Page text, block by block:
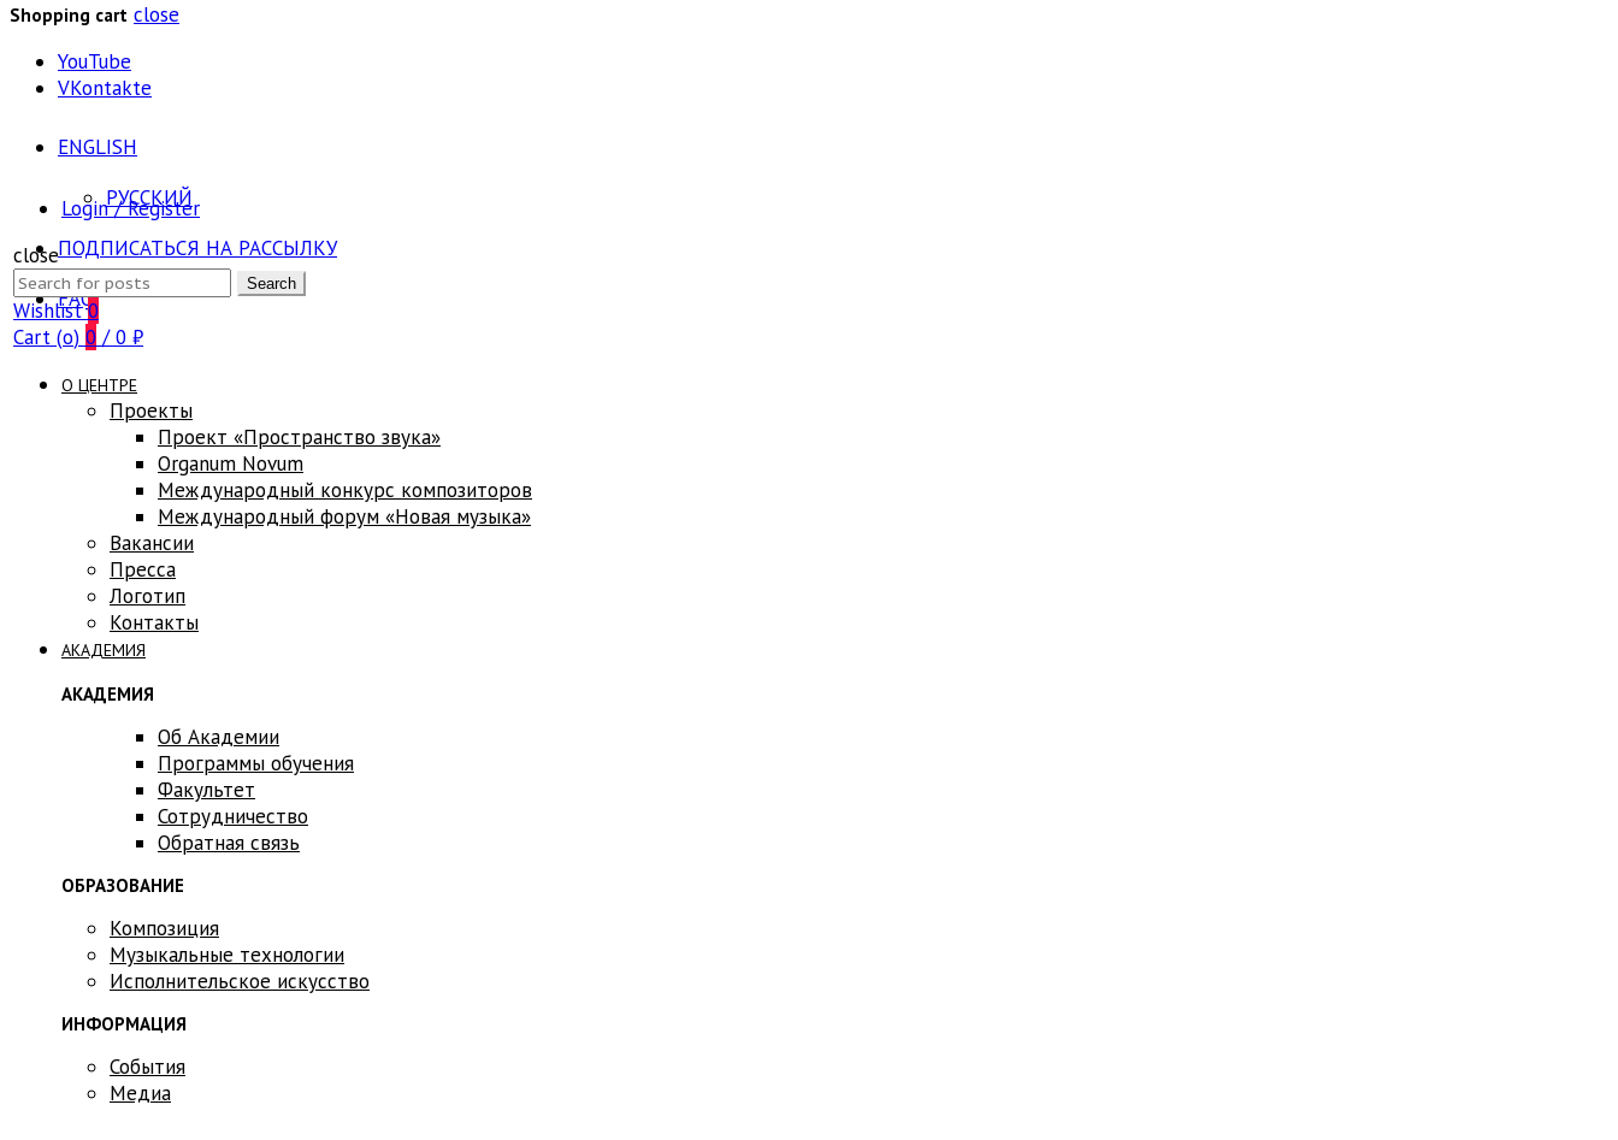
Shopping cart close
YouTube
VKontakte
ENGLISH
РУССКИЙ
ПОДПИСАТЬСЯ НА РАССЫЛКУ
FAQ
Login / Register
close
Search
for:
Search
Wishlist0
Cart (o) 0 / 0 ₽
О ЦЕНТРЕ
Проекты
Проект «Пространство звука»
Оrganum Novum
Международный конкурс композиторов
Международный форум «Новая музыка»
Вакансии
Пресса
Логотип
Контакты
АКАДЕМИЯ
АКАДЕМИЯ
Об Академии
Программы обучения
Факультет
Сотрудничество
Обратная связь
ОБРАЗОВАНИЕ
Композиция
Музыкальные технологии
Исполнительское искусство
ИНФОРМАЦИЯ
События
Медиа